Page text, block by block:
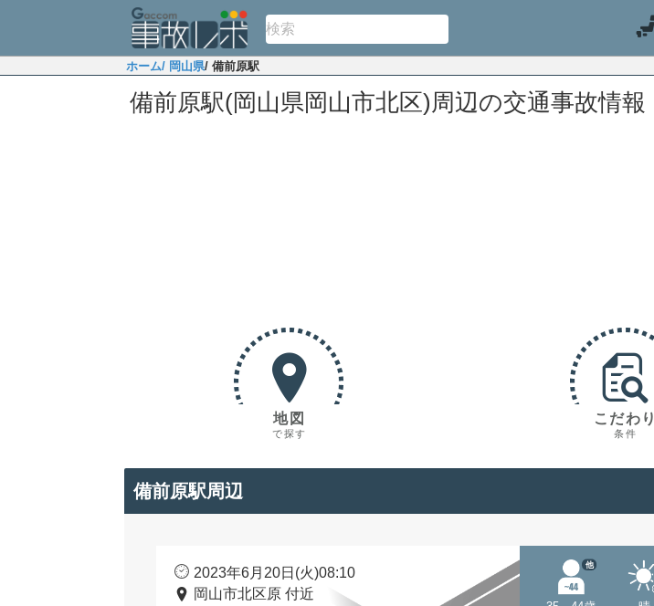
ホーム/ 岡山県/ 備前原駅
備前原駅(岡山県岡山市北区)周辺の交通事故情報
地図
で探す
こだわり
条件
備前原駅周辺
2023年6月20日(火)08:10
岡山市北区原 付近
他